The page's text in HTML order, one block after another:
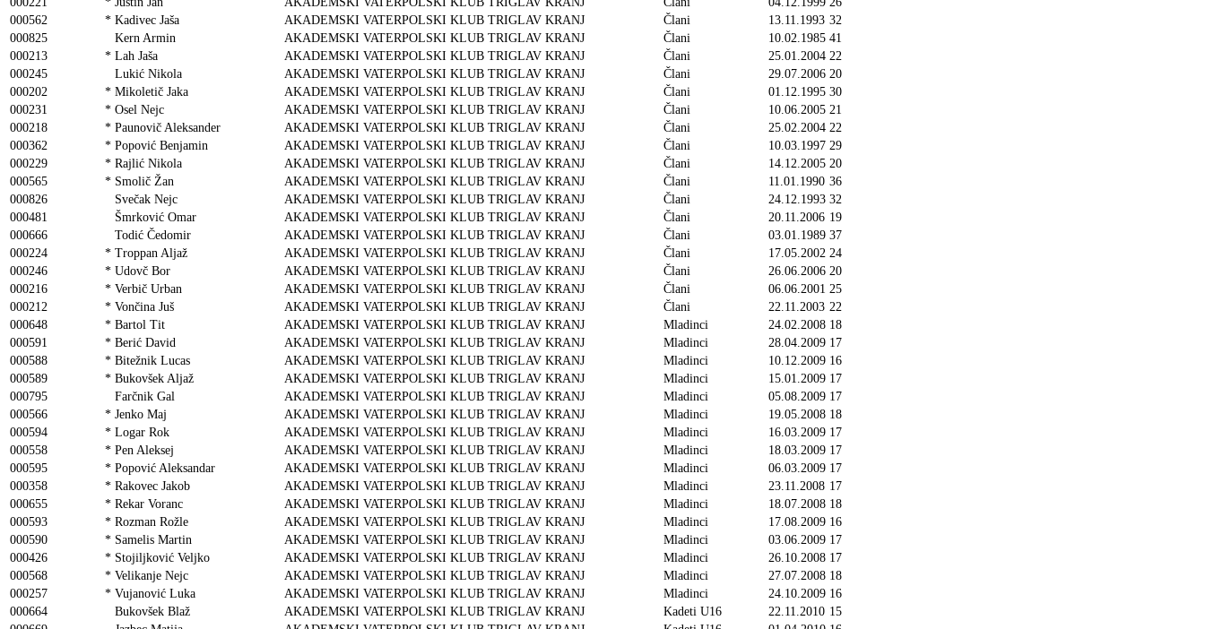
000562
* Kadivec Jaša AKADEMSKI VATERPOLSKI KLUB TRIGLAV KRANJ Člani 13.11.1993 32
000825
Kern Armin AKADEMSKI VATERPOLSKI KLUB TRIGLAV KRANJ Člani 10.02.1985 41
000213
* Lah Jaša AKADEMSKI VATERPOLSKI KLUB TRIGLAV KRANJ Člani 25.01.2004 22
000245
Lukić Nikola AKADEMSKI VATERPOLSKI KLUB TRIGLAV KRANJ Člani 29.07.2006 20
000202
* Mikoletič Jaka AKADEMSKI VATERPOLSKI KLUB TRIGLAV KRANJ Člani 01.12.1995 30
000231
* Osel Nejc AKADEMSKI VATERPOLSKI KLUB TRIGLAV KRANJ Člani 10.06.2005 21
000218
* Paunovič Aleksander AKADEMSKI VATERPOLSKI KLUB TRIGLAV KRANJ Člani 25.02.2004 22
000362
* Popović Benjamin AKADEMSKI VATERPOLSKI KLUB TRIGLAV KRANJ Člani 10.03.1997 29
000229
* Rajlić Nikola AKADEMSKI VATERPOLSKI KLUB TRIGLAV KRANJ Člani 14.12.2005 20
000565
* Smolič Žan AKADEMSKI VATERPOLSKI KLUB TRIGLAV KRANJ Člani 11.01.1990 36
000826
Svečak Nejc AKADEMSKI VATERPOLSKI KLUB TRIGLAV KRANJ Člani 24.12.1993 32
000481
Šmrković Omar AKADEMSKI VATERPOLSKI KLUB TRIGLAV KRANJ Člani 20.11.2006 19
000666
Todić Čedomir AKADEMSKI VATERPOLSKI KLUB TRIGLAV KRANJ Člani 03.01.1989 37
000224
* Troppan Aljaž AKADEMSKI VATERPOLSKI KLUB TRIGLAV KRANJ Člani 17.05.2002 24
000246
* Udovč Bor AKADEMSKI VATERPOLSKI KLUB TRIGLAV KRANJ Člani 26.06.2006 20
000216
* Verbič Urban AKADEMSKI VATERPOLSKI KLUB TRIGLAV KRANJ Člani 06.06.2001 25
000212
* Vončina Juš AKADEMSKI VATERPOLSKI KLUB TRIGLAV KRANJ Člani 22.11.2003 22
000648
* Bartol Tit AKADEMSKI VATERPOLSKI KLUB TRIGLAV KRANJ Mladinci 24.02.2008 18
000591
* Berić David AKADEMSKI VATERPOLSKI KLUB TRIGLAV KRANJ Mladinci 28.04.2009 17
000588
* Bitežnik Lucas AKADEMSKI VATERPOLSKI KLUB TRIGLAV KRANJ Mladinci 10.12.2009 16
000589
* Bukovšek Aljaž AKADEMSKI VATERPOLSKI KLUB TRIGLAV KRANJ Mladinci 15.01.2009 17
000795
Farčnik Gal AKADEMSKI VATERPOLSKI KLUB TRIGLAV KRANJ Mladinci 05.08.2009 17
000566
* Jenko Maj AKADEMSKI VATERPOLSKI KLUB TRIGLAV KRANJ Mladinci 19.05.2008 18
000594
* Logar Rok AKADEMSKI VATERPOLSKI KLUB TRIGLAV KRANJ Mladinci 16.03.2009 17
000558
* Pen Aleksej AKADEMSKI VATERPOLSKI KLUB TRIGLAV KRANJ Mladinci 18.03.2009 17
000595
* Popović Aleksandar AKADEMSKI VATERPOLSKI KLUB TRIGLAV KRANJ Mladinci 06.03.2009 17
000358
* Rakovec Jakob AKADEMSKI VATERPOLSKI KLUB TRIGLAV KRANJ Mladinci 23.11.2008 17
000655
* Rekar Voranc AKADEMSKI VATERPOLSKI KLUB TRIGLAV KRANJ Mladinci 18.07.2008 18
000593
* Rozman Rožle AKADEMSKI VATERPOLSKI KLUB TRIGLAV KRANJ Mladinci 17.08.2009 16
000590
* Samelis Martin AKADEMSKI VATERPOLSKI KLUB TRIGLAV KRANJ Mladinci 03.06.2009 17
000426
* Stojiljković Veljko AKADEMSKI VATERPOLSKI KLUB TRIGLAV KRANJ Mladinci 26.10.2008 17
000568
* Velikanje Nejc AKADEMSKI VATERPOLSKI KLUB TRIGLAV KRANJ Mladinci 27.07.2008 18
000257
* Vujanović Luka AKADEMSKI VATERPOLSKI KLUB TRIGLAV KRANJ Mladinci 24.10.2009 16
000664
Bukovšek Blaž AKADEMSKI VATERPOLSKI KLUB TRIGLAV KRANJ Kadeti U16 22.11.2010 15